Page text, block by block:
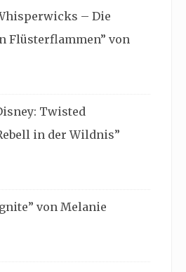
– Die
Flüsterflammen” von
Twisted
in der Wildnis”
von Melanie